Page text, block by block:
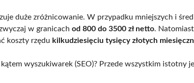
duże zróżnicowanie. W przypadku mniejszych i
w granicach od 800 do 3500 zł netto. Natomiast
koszty rzędu kilkudziesięciu tysięcy złotych
wyszukiwarek (SEO)? Przede wszystkim istotny